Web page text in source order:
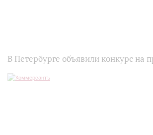
В Петербурге объявили конкурс